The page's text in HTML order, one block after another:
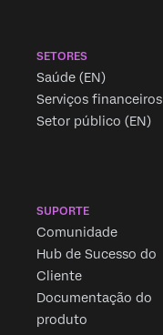
SETORES
Saúde (EN)
Serviços financeiros
Setor público (EN)
SUPORTE
Comunidade
Hub de Sucesso do
Cliente
Documentação do
produto